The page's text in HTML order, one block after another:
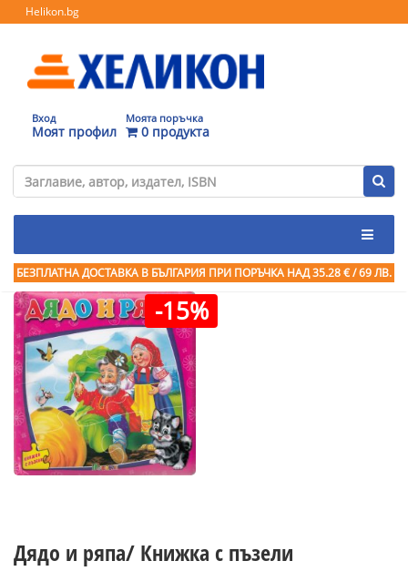
Helikon.bg
Вход
Моят профил
Моята поръчка
0 продукта
БЕЗПЛАТНА ДОСТАВКА В БЪЛГАРИЯ ПРИ ПОРЪЧКА НАД 35.28 € / 69 ЛВ.
-15%
Дядо и ряпа/ Книжка с пъзели